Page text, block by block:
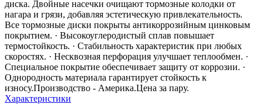
диска. Двойные насечки очищают тормозные колодки от
нагара и грязи, добавляя эстетическую привлекательность.
Все тормозные диски покрыты антикоррозийным цинковым
покрытием. · Высокоуглеродистый сплав повышает
термостойкость. · Стабильность характеристик при любых
скоростях. · Несквозная перфорация улучшает теплообмен. ·
Специальное покрытие обеспечивает защиту от коррозии. ·
Однородность материала гарантирует стойкость к
износу.Производство - Америка.Цена за пару.
Характеристики